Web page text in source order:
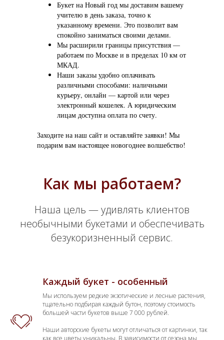
Букет на Новый год мы доставим вашему
учителю в день заказа, точно к
указанному времени. Это позволит вам
спокойно заниматься своими делами.
Мы расширили границы присутствия —
работаем по Москве и в пределах 10 км от
МКАД.
Наши заказы удобно оплачивать
различными способами: наличными
курьеру, онлайн — картой или через
электронный кошелек. А юридическим
лицам доступна оплата по счету.
Заходите на наш сайт и оставляйте заявки! Мы
подарим вам настоящее новогоднее волшебство!
Как мы работаем?
Наша цель — удивлять клиентов
необычными букетами и обеспечивать
безукоризненный сервис.
Каждый букет - особенный
Мы используем редкие экзотические и лесные растения,
тщательно подбирая каждый бутон, поэтому стоимость
большей части букетов выше 7 000 рублей.
Наши авторские букеты могут отличаться от картинки, так
как все цветы уникальны. В зависимости от сезона мы